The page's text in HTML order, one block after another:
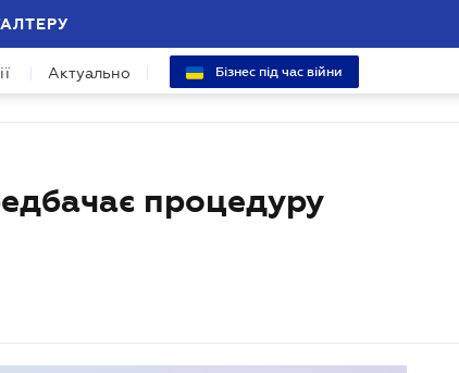
Актуально Бізнес під час війни
процедуру